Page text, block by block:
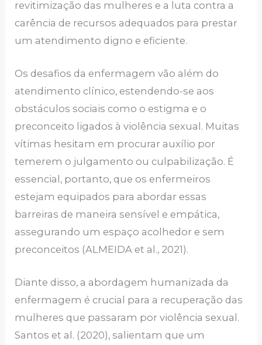
revitimização das mulheres e a luta contra a
carência de recursos adequados para prestar
um atendimento digno e eficiente.
Os desafios da enfermagem vão além do
atendimento clínico, estendendo-se aos
obstáculos sociais como o estigma e o
preconceito ligados à violência sexual. Muitas
vítimas hesitam em procurar auxílio por
temerem o julgamento ou culpabilização. É
essencial, portanto, que os enfermeiros
estejam equipados para abordar essas
barreiras de maneira sensível e empática,
assegurando um espaço acolhedor e sem
preconceitos (ALMEIDA et al., 2021).
Diante disso, a abordagem humanizada da
enfermagem é crucial para a recuperação das
mulheres que passaram por violência sexual.
Santos et al. (2020), salientam que um